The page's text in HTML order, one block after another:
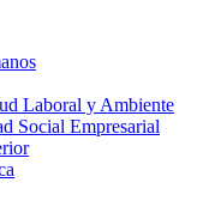
Laboral y Ambiente
Social Empresarial